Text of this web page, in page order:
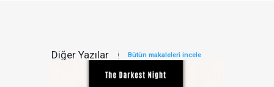
Diğer Yazılar Bütün makaleleri incele